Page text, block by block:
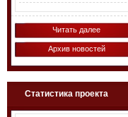
Читать далее
Архив новостей
Статистика проекта